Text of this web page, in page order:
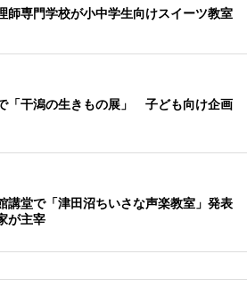
師専門学校が小中学生向けスイーツ教室
「干潟の生きもの展」 子ども向け企画
講堂で「津田沼ちいさな声楽教室」発表
が主宰